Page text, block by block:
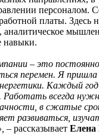
персоналом.
платы. Здесь
аналитическое
навыки.
– это
перемен. Я пришла
Каждый
Работать всегда
в сжатые
развиваться,
– рассказывает